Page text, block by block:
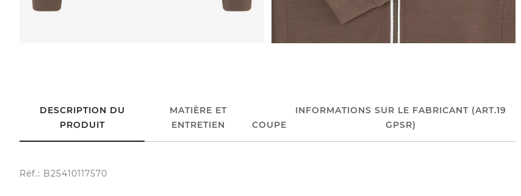
DESCRIPTION DU
PRODUIT
MATIÈRE ET
ENTRETIEN
COUPE
INFORMATIONS SUR LE FABRICANT (ART.19
GPSR)
Réf.: B25410117570